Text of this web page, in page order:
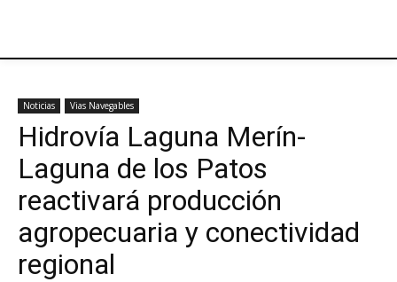
Noticias Vias Navegables
Hidrovía Laguna Merín-
Laguna de los Patos
reactivará producción
agropecuaria y conectividad
regional